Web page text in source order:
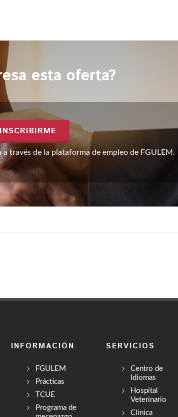
esta oferta?
INSCRIBIRME
través de la plataforma de empleo de FGULEM.
INFORMACIÓN
FGULEM
Prácticas
TCUE
Programa de
SERVICIOS
Centro de
Idiomas
Hospital
Veterinario
Clínica